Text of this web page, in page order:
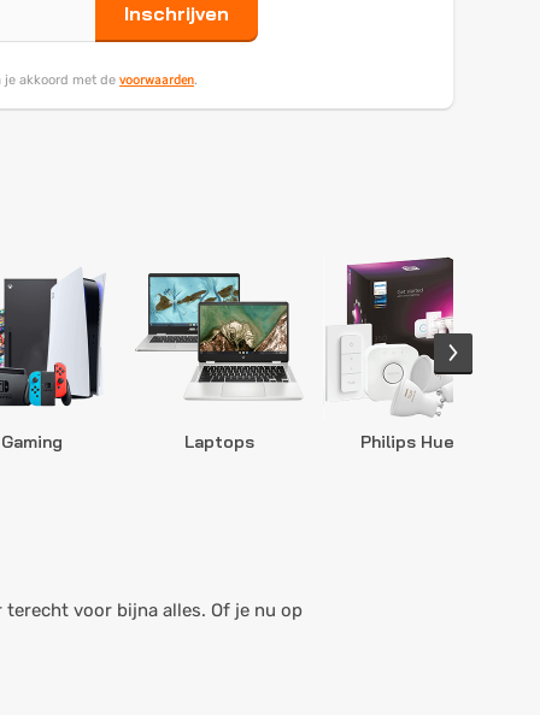
Inschrijven
akkoord met de voorwaarden.
Gaming Laptops Philips Hue
voor bijna alles. Of je nu op